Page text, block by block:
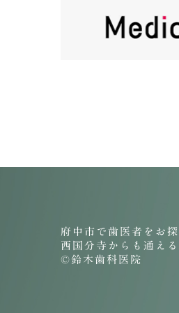
府中市で歯医者をお探
西国分寺からも通え
©鈴木歯科医院